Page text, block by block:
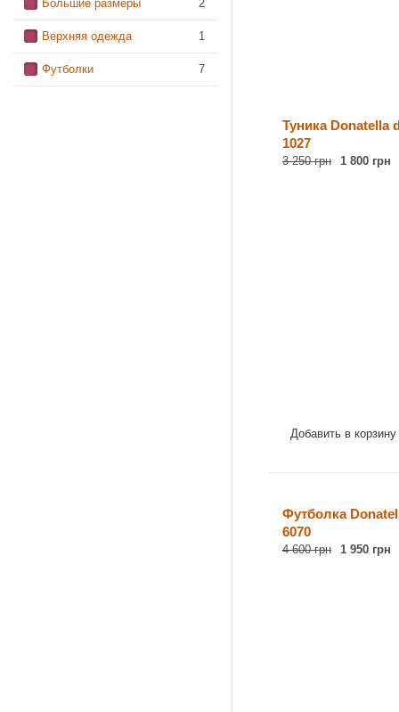
Большие размеры 2
Верхняя одежда 1
Футболки 7
Туника Donatella
1027
3 250 грн 1 800 грн
Добавить в корзину
Футболка
6070
4 600 грн 1 950 грн